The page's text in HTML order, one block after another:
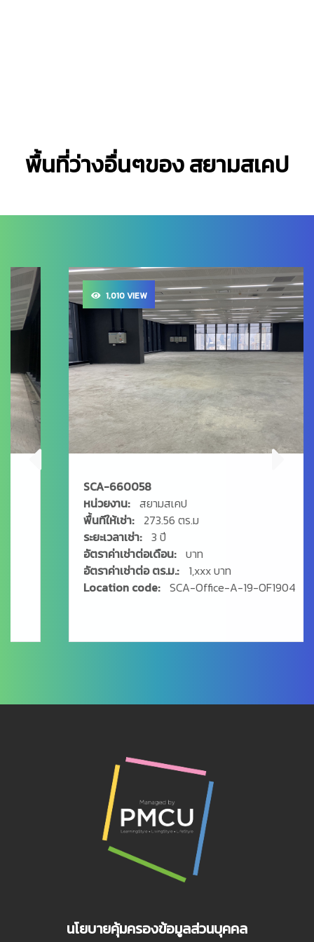
พื้นที่ว่างอื่นๆของ สยามสเคป
1,010 VIEW
SCA-660058
สยามสเคป
273.56 ตร.ม
ระยะเวลาเช่า: 3 ปี
อัตราค่าเช่าต่อเดือน: บาท
อัตราค่าเช่าต่อ ตร.ม.: 1,xxx บาท
Location code: SCA-Office-A-19-OF1904
นโยบายคุ้มครองข้อมูลส่วนบุคคล